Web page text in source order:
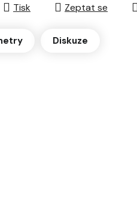
Tisk Zeptat se
Diskuze